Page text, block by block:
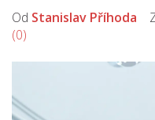
Od Stanislav Příhoda
(0)